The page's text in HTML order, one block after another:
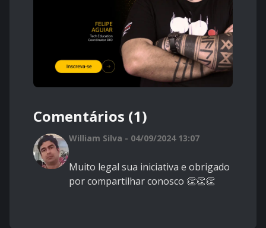
Comentários (1)
William Silva - 04/09/2024 13:07
Muito legal sua iniciativa e obrigado
por compartilhar conosco 👏👏👏